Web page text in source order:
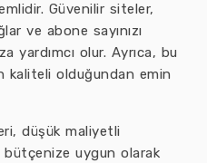
Güvenilir siteler,
ve abone sayınızı
yardımcı olur. Ayrıca, bu
kaliteli olduğundan emin
düşük maliyetli
bütçenize uygun olarak